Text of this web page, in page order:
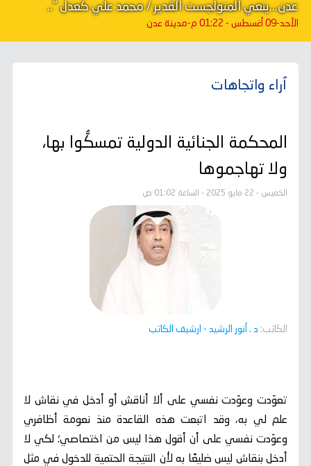
عدن...ينعي المنولجست القدير / محمد علي كعدل "..
الأحد-09 أغسطس - 01:22 م -مدينة عدن
ٱراء واتجاهات
المحكمة الجنائية الدولية تمسكُّوا بها،
ولا تهاجموها
الخميس - 22 مايو 2025 - الساعة 01:02 ص
الكاتب: د . أنور الرشيد - ارشيف الكاتب
تعوّدت وعوّدت نفسي على ألا أناقش أو أدخل في نقاش لا
علم لي به، وقد اتبعت هذه القاعدة منذ نعومة أظافري
وعوّدت نفسي على أن أقول هذا ليس من اختصاصي؛ لكي لا
أدخل بنقاش ليس ضليعًا به لأن النتيجة الحتمية للدخول في مثل